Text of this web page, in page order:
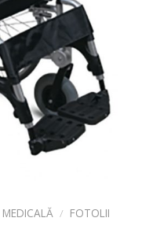
/ FOTOLII